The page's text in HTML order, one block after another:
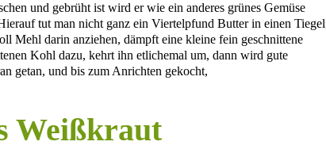
und gebrüht ist wird er wie ein anderes grünes Gemüse
tut man nicht ganz ein Viertelpfund Butter in einen
Mehl darin anziehen, dämpft eine kleine fein geschnittene
Kohl dazu, kehrt ihn etlichemal um, dann wird gute
getan, und bis zum Anrichten gekocht,
Weißkraut